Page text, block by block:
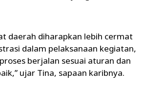
daerah diharapkan lebih cermat
dalam pelaksanaan kegiatan,
berjalan sesuai aturan dan
ujar Tina, sapaan karibnya.